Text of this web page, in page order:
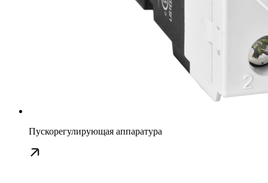
Пускорегулирующая аппаратура